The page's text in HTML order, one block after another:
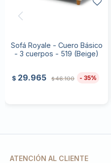
Sofá Royale - Cuero Básico
- 3 cuerpos - 519 (Beige)
$ 29.965 $46.100 35
ATENCIÓN AL CLIENTE